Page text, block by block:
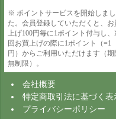
※ ポイントサービスを開始しまし
た。会員登録していただくと、お
上げ100円毎に1ポイント付与し、
回お買上げの際に1ポイント（=1
円）からご利用いただけます（期
無制限）。
会社概要
特定商取引法に基づく表
プライバシーポリシー